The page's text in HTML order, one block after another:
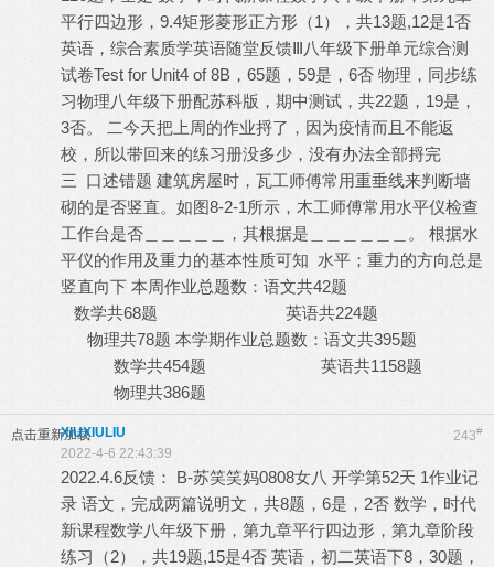
平行四边形，9.4矩形菱形正方形（1），共13题,12是1否
英语，综合素质学英语随堂反馈Ⅲ八年级下册单元综合测
试卷Test for Unit4 of 8B，65题，59是，6否 物理，同步练
习物理八年级下册配苏科版，期中测试，共22题，19是，
3否。 二今天把上周的作业捋了，因为疫情而且不能返
校，所以带回来的练习册没多少，没有办法全部捋完
三 口述错题 建筑房屋时，瓦工师傅常用重垂线来判断墙
砌的是否竖直。如图8-2-1所示，木工师傅常用水平仪检查
工作台是否＿＿＿＿＿，其根据是＿＿＿＿＿＿。 根据水
平仪的作用及重力的基本性质可知 水平；重力的方向总是
竖直向下 本周作业总题数：语文共42题
数学共68题 英语共224题
物理共78题 本学期作业总题数：语文共395题
数学共454题 英语共1158题
物理共386题
点击重新加载 243#
XIUXIULIU
2022-4-6 22:43:39
2022.4.6反馈： B-苏笑笑妈0808女八 开学第52天 1作业记
录 语文，完成两篇说明文，共8题，6是，2否 数学，时代
新课程数学八年级下册，第九章平行四边形，第九章阶段
练习（2），共19题,15是4否 英语，初二英语下8，30题，